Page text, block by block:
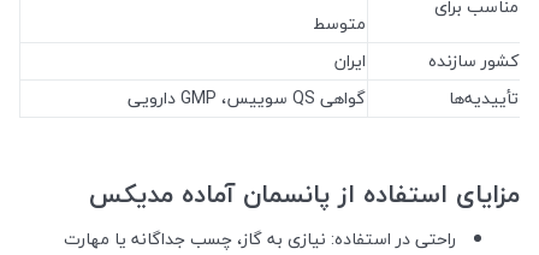
مناسب برای
متوسط
کشور سازنده
ایران
تأییدیه‌ها
گواهی QS سوییس، GMP دارویی
مزایای استفاده از پانسمان آماده مدیکس
راحتی در استفاده: نیازی به گاز، چسب جداگانه یا مهارت